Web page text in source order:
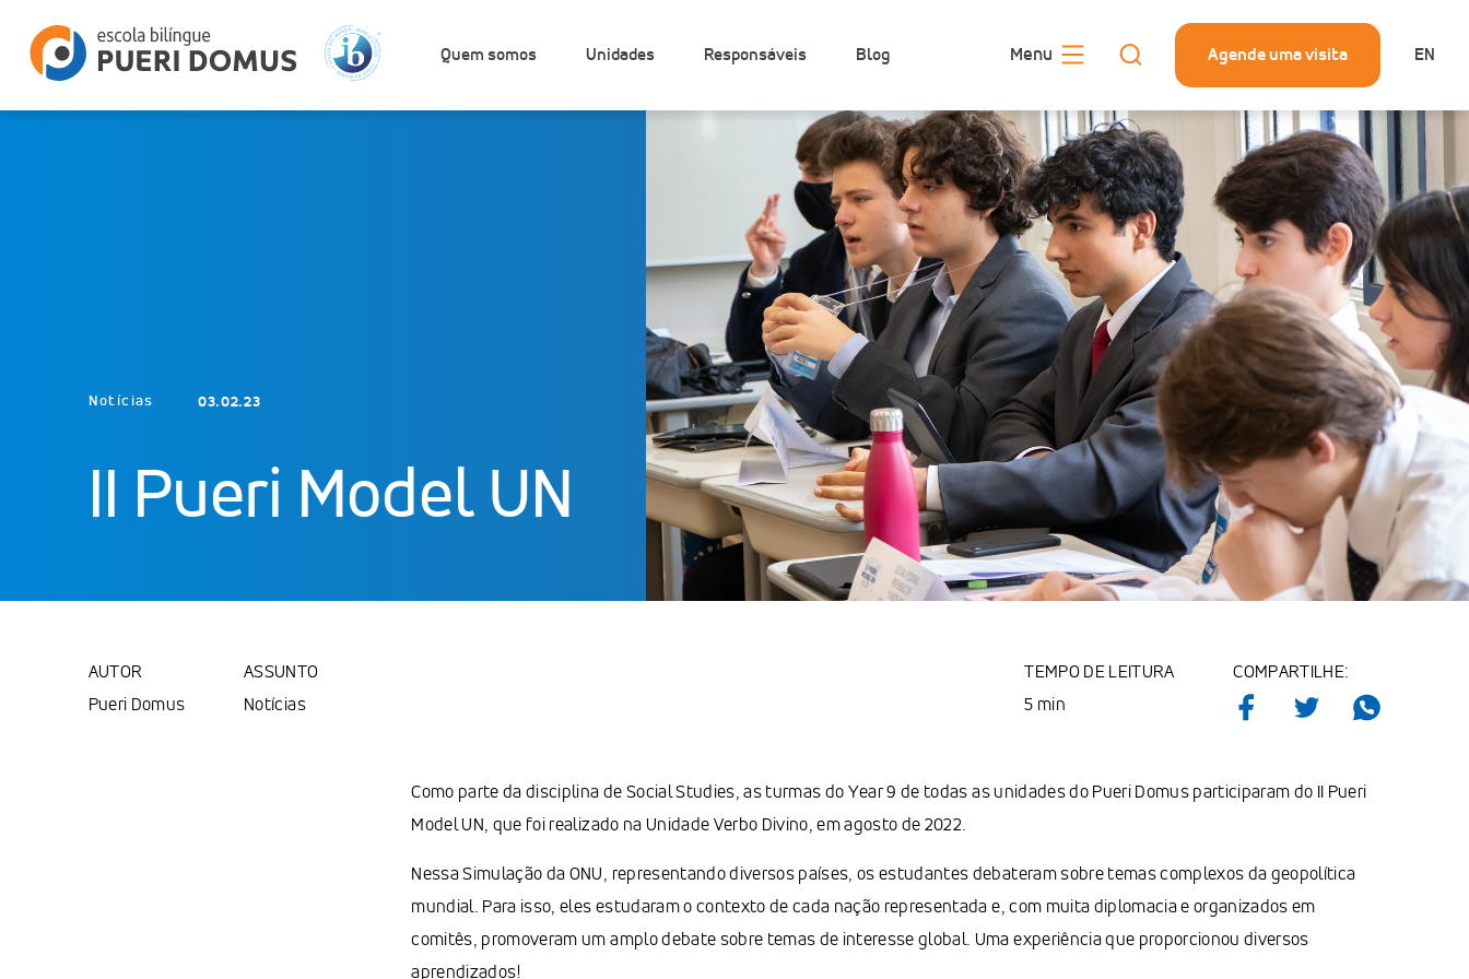
Quem somos Unidades Responsáveis Blog Menu Agende uma visita
EN
Início
Blog II Pueri Model UN
Notícias 03.02.23
II Pueri Model UN
AUTOR
Pueri Domus
ASSUNTO
Notícias
TEMPO DE LEITURA
5 min
COMPARTILHE:
Como parte da disciplina de Social Studies, as turmas do Year 9 de todas as unidades do Pueri Domus participaram do II Pueri
Model UN, que foi realizado na Unidade Verbo Divino, em agosto de 2022.
Nessa Simulação da ONU, representando diversos países, os estudantes debateram sobre temas complexos da geopolítica
mundial. Para isso, eles estudaram o contexto de cada nação representada e, com muita diplomacia e organizados em
comitês, promoveram um amplo debate sobre temas de interesse global. Uma experiência que proporcionou diversos
aprendizados!